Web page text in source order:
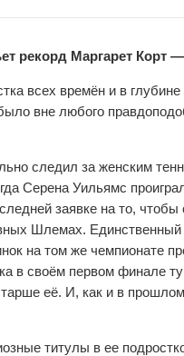
рекорд Маргарет Корт
всех времён и в
вне любого
следил за женским
Серена Уильямс
заявке на то,
Шлемах. Единственный
на том же чемпионате
в своём первом финале
её. И, как и в
титулы в ее